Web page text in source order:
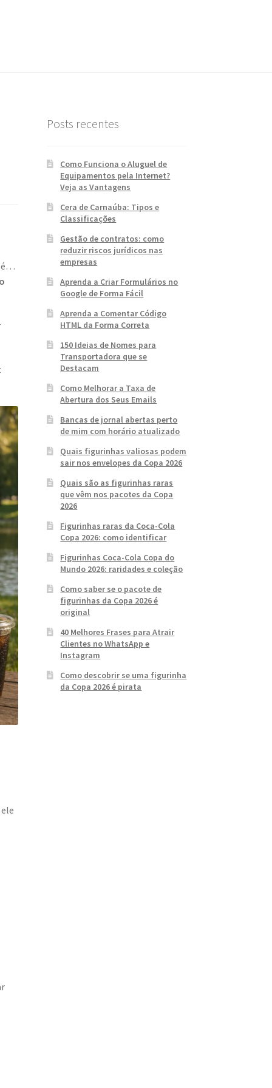
é…
Posts recentes
Como Funciona o Aluguel de
Equipamentos pela Internet?
Veja as Vantagens
Cera de Carnaúba: Tipos e
Classificações
Gestão de contratos: como
reduzir riscos jurídicos nas
empresas
Aprenda a Criar Formulários no
Google de Forma Fácil
Aprenda a Comentar Código
HTML da Forma Correta
150 Ideias de Nomes para
Transportadora que se
Destacam
Como Melhorar a Taxa de
Abertura dos Seus Emails
Bancas de jornal abertas perto
de mim com horário atualizado
Quais figurinhas valiosas podem
sair nos envelopes da Copa 2026
Quais são as figurinhas raras
que vêm nos pacotes da Copa
2026
Figurinhas raras da Coca-Cola
Copa 2026: como identificar
Figurinhas Coca-Cola Copa do
Mundo 2026: raridades e coleção
Como saber se o pacote de
figurinhas da Copa 2026 é
original
40 Melhores Frases para Atrair
Clientes no WhatsApp e
Instagram
Como descobrir se uma figurinha
da Copa 2026 é pirata